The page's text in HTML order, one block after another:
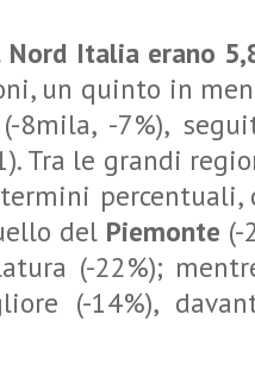
Italia erano
un quinto in
(-8mila, -7%),
Tra le grandi
percentuali,
del Piemonte (-
(-22%);
(-14%),